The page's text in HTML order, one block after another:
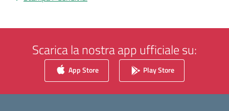
Scarica la nostra app ufficiale su:
App Store Play Store